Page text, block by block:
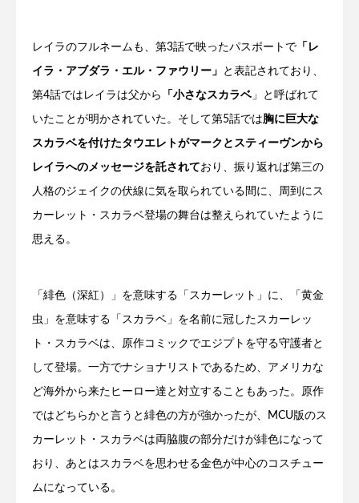
レイラのフルネームも、第3話で映ったパスポートで 「レ
イラ・アブダラ・エル・ファウリー」 と表記されており、
第4話ではレイラは父から 「小さなスカラベ」と呼ばれて
いたことが明かされていた。そして第5話では胸に巨大な
スカラベを付けたタウエレトがマークとスティーヴンから
レイラへのメッセージを託されており、振り返れば第三の
人格のジェイクの伏線に気を取られている間に、周到にス
カーレット・スカラベ登場の舞台は整えられていたように
思える。
「緋色（深紅）」を意味する「スカーレット」に、「黄金
虫」を意味する「スカラベ」を名前に冠したスカーレッ
ト・スカラベは、原作コミックでエジプトを守る守護者と
して登場。一方でナショナリストであるため、アメリカな
ど海外から来たヒーロー達と対立することもあった。原作
ではどちらかと言うと緋色の方が強かったが、MCU版のス
カーレット・スカラベは両脇腹の部分だけが緋色になって
おり、あとはスカラベを思わせる金色が中心のコスチュー
ムになっている。